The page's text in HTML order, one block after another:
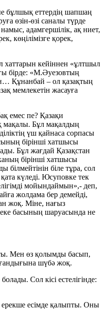
бұлшық еттердің шапшаң
өзін-өзі саналы түрде
адамгершілік, ақ ниет,
көңілімізге қорек,
хаттарын кейіннен «ұлтшыл
бірде: «М.Әуезовтың
Құнанбай – ол қазақтың
мемлекетін жасауға
емес пе? Қазақи
мақалы. Бұл мақалдың
үш қайнаса сорпасы
бірінші хатшысы
Бұл жағдай Қазақстан
бірінші хатшысы
біле тұра, сол
күледі. Юсуповке тек
мойындаймын»,- деп,
жолдама бер демейді,
жоқ. Міне, нағыз
басының шаруасында не
Мен өз қолымды басып,
шүбә жоқ.
Сол кісі естелігінде:
ерекше есiмде қалыпты. Оны